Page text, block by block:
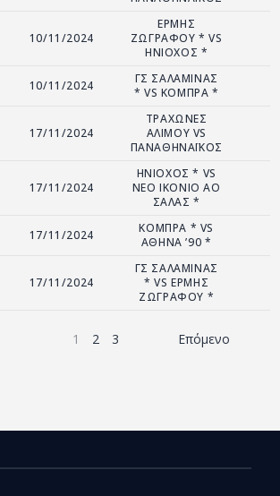
10/11/2024
ΕΡΜΗΣ
ΖΩΓΡΑΦΟΥ * VS
ΗΝΙΟΧΟΣ *
10/11/2024
ΓΣ ΣΑΛΑΜΙΝΑΣ
* VS ΚΟΜΠΡΑ *
17/11/2024
ΤΡΑΧΩΝΕΣ
ΑΛΙΜΟΥ VS
ΠΑΝΑΘΗΝΑΪΚΟΣ
17/11/2024
ΗΝΙΟΧΟΣ * VS
ΝΕΟ ΙΚΟΝΙΟ ΑΟ
ΣΑΛΑΣ *
17/11/2024
ΚΟΜΠΡΑ * VS
ΑΘΗΝΑ ’90 *
17/11/2024
ΓΣ ΣΑΛΑΜΙΝΑΣ
* VS ΕΡΜΗΣ
ΖΩΓΡΑΦΟΥ *
1 2 3 Επόμενο